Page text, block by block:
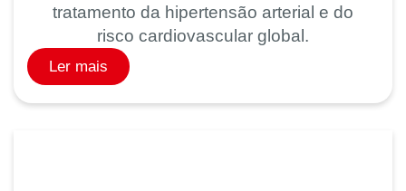
tratamento da hipertensão arterial e do
risco cardiovascular global.
Ler mais